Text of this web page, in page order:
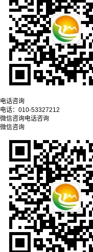
电话咨询
电话： 010-53327212
微信咨询电话咨询
微信咨询